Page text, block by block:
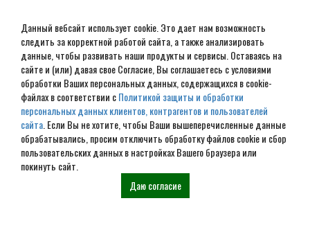
Данный вебсайт использует cookie. Это дает нам возможность
следить за корректной работой сайта, а также анализировать
данные, чтобы развивать наши продукты и сервисы. Оставаясь на
сайте и (или) давая свое Согласие, Вы соглашаетесь с условиями
обработки Ваших персональных данных, содержащихся в cookie-
файлах в соответствии сПолитикой защиты и обработки
персональных данных клиентов, контрагентов и пользователей
сайта . Если Вы не хотите, чтобы Ваши вышеперечисленные данные
обрабатывались, просим отключить обработку файлов cookie и сбор
пользовательских данных в настройках Вашего браузера или
покинуть сайт.
Даю согласие
Проект элитного дома из
бруса 9х13 № ЭД-90
Главная Проекты
Элитные дома из Проект элитного дома из бруса
9х13 № ЭД-90